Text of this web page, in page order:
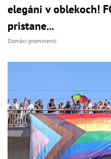
elegáni v oblekoch!
pristane...
Domáci prominenti